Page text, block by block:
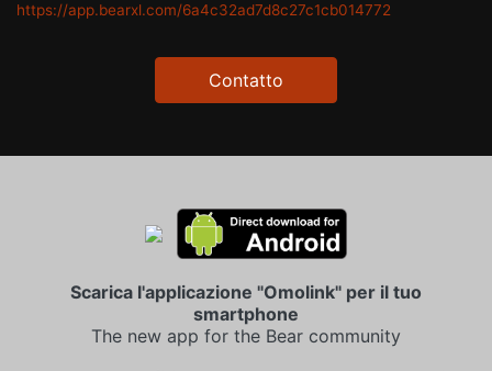
https://app.bearxl.com/6a4c32ad7d8c27c1cb014772
Contatto
Scarica l'applicazione "Omolink" per il tuo
smartphone
The new app for the Bear community